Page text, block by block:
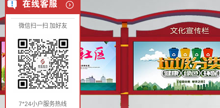
微信扫一扫 加好友
7*24小户服务热线